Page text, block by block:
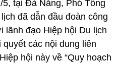
tại Đà Nẵng, Phó Tổng
đã dẫn đầu đoàn công
lãnh đạo Hiệp hội Du lịch
các nội dung liên
hội này về “Quy hoạch